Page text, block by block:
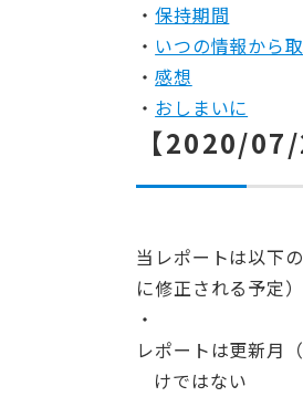
保持期間
いつの情報から
感想
おしまいに
【2020/
当レポートは以下の
に修正される予定
レポートは更新月
けではない